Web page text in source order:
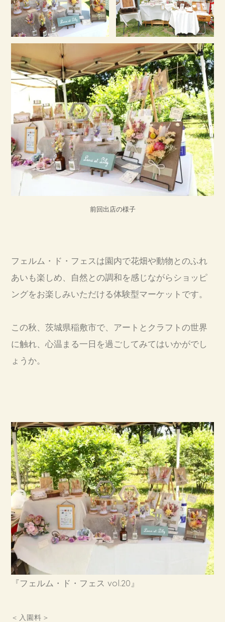
前回出店の様子
フェルム・ド・フェスは園内で花畑や動物とのふれ
あいも楽しめ、自然との調和を感じながらショッピ
ングをお楽しみいただける体験型マーケットです。
この秋、茨城県稲敷市で、アートとクラフトの世界
に触れ、心温まる一日を過ごしてみてはいかがでし
ょうか。
『フェルム・ド・フェス vol.20』
＜入園料＞